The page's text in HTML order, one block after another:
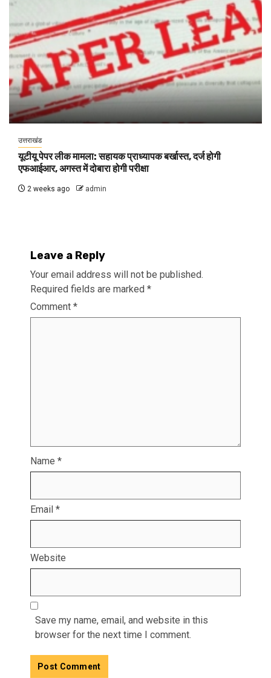
उत्तराखंड
यूटीयू पेपर लीक मामला: सहायक प्राध्यापक बर्खास्त, दर्ज होगी
एफआईआर, अगस्त में दोबारा होगी परीक्षा
2 weeks ago admin
Leave a Reply
Your email address will not be published.
Required fields are marked *
Comment *
Name *
Email *
Website
Save my name, email, and website in this
browser for the next time I comment.